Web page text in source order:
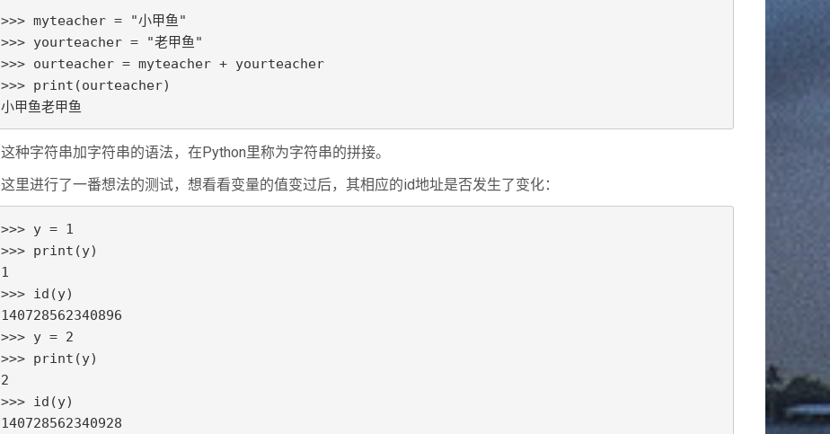
>>> myteacher = "小甲鱼"
>>> yourteacher = "老甲鱼"
>>> ourteacher = myteacher + yourteacher
>>> print(ourteacher)
小甲鱼老甲鱼
这种字符串加字符串的语法，在Python里称为字符串的拼接。
这里进行了一番想法的测试，想看看变量的值变过后，其相应的id地址是否发生了变化：
>>> y = 1
>>> print(y)
1
>>> id(y)
140728562340896
>>> y = 2
>>> print(y)
2
>>> id(y)
140728562340928